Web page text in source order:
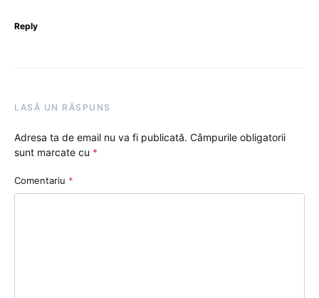
Reply
LASĂ UN RĂSPUNS
Adresa ta de email nu va fi publicată. Câmpurile obligatorii
sunt marcate cu *
Comentariu *